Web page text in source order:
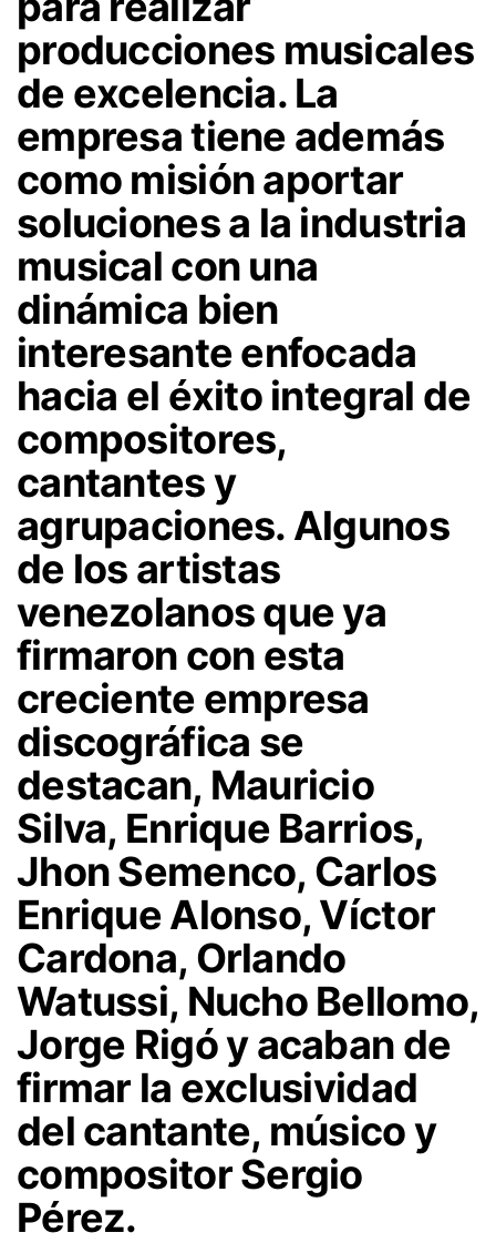
producciones musicales
de excelencia. La
empresa tiene además
como misión aportar
soluciones a la industria
musical con una
dinámica bien
interesante enfocada
hacia el éxito integral de
compositores,
cantantes y
agrupaciones. Algunos
de los artistas
venezolanos que ya
firmaron con esta
creciente empresa
discográfica se
destacan, Mauricio
Silva, Enrique Barrios,
Jhon Semenco, Carlos
Enrique Alonso, Víctor
Cardona, Orlando
Watussi, Nucho Bellomo,
Jorge Rigó y acaban de
firmar la exclusividad
del cantante, músico y
compositor Sergio
Pérez.